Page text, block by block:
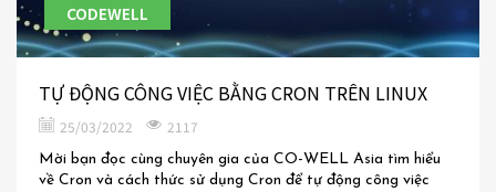
CODEWELL
TỰ ĐỘNG CÔNG VIỆC BẰNG CRON TRÊN LINUX
25/03/2022 2117
Mời bạn đọc cùng chuyên gia của CO-WELL Asia tìm hiểu
về Cron và cách thức sử dụng Cron để tự động công việc